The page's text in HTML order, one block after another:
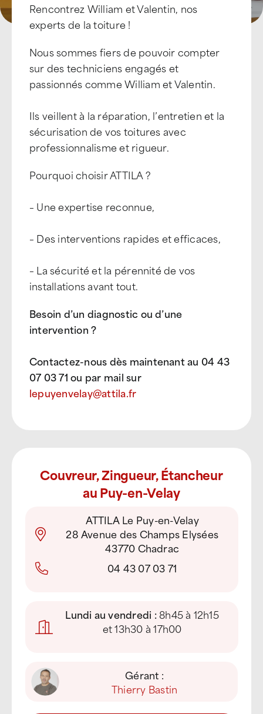
Rencontrez William et Valentin, nos
experts de la toiture !
Nous sommes fiers de pouvoir compter
sur des techniciens engagés et
passionnés comme William et Valentin.
Ils veillent à la réparation, l’entretien et la
sécurisation de vos toitures avec
professionnalisme et rigueur.
Pourquoi choisir ATTILA ?
– Une expertise reconnue,
– Des interventions rapides et efficaces,
– La sécurité et la pérennité de vos
installations avant tout.
Besoin d’un diagnostic ou d’une
intervention ?
Contactez-nous dès maintenant au 04 43
07 03 71 ou par mail sur
lepuyenvelay@attila.fr
Couvreur, Zingueur, Étancheur
au Puy-en-Velay
ATTILA Le Puy-en-Velay
28 Avenue des Champs Elysées
43770 Chadrac
04 43 07 03 71
Lundi au vendredi :8h45 à 12h15
et 13h30 à 17h00
Gérant :
Thierry Bastin